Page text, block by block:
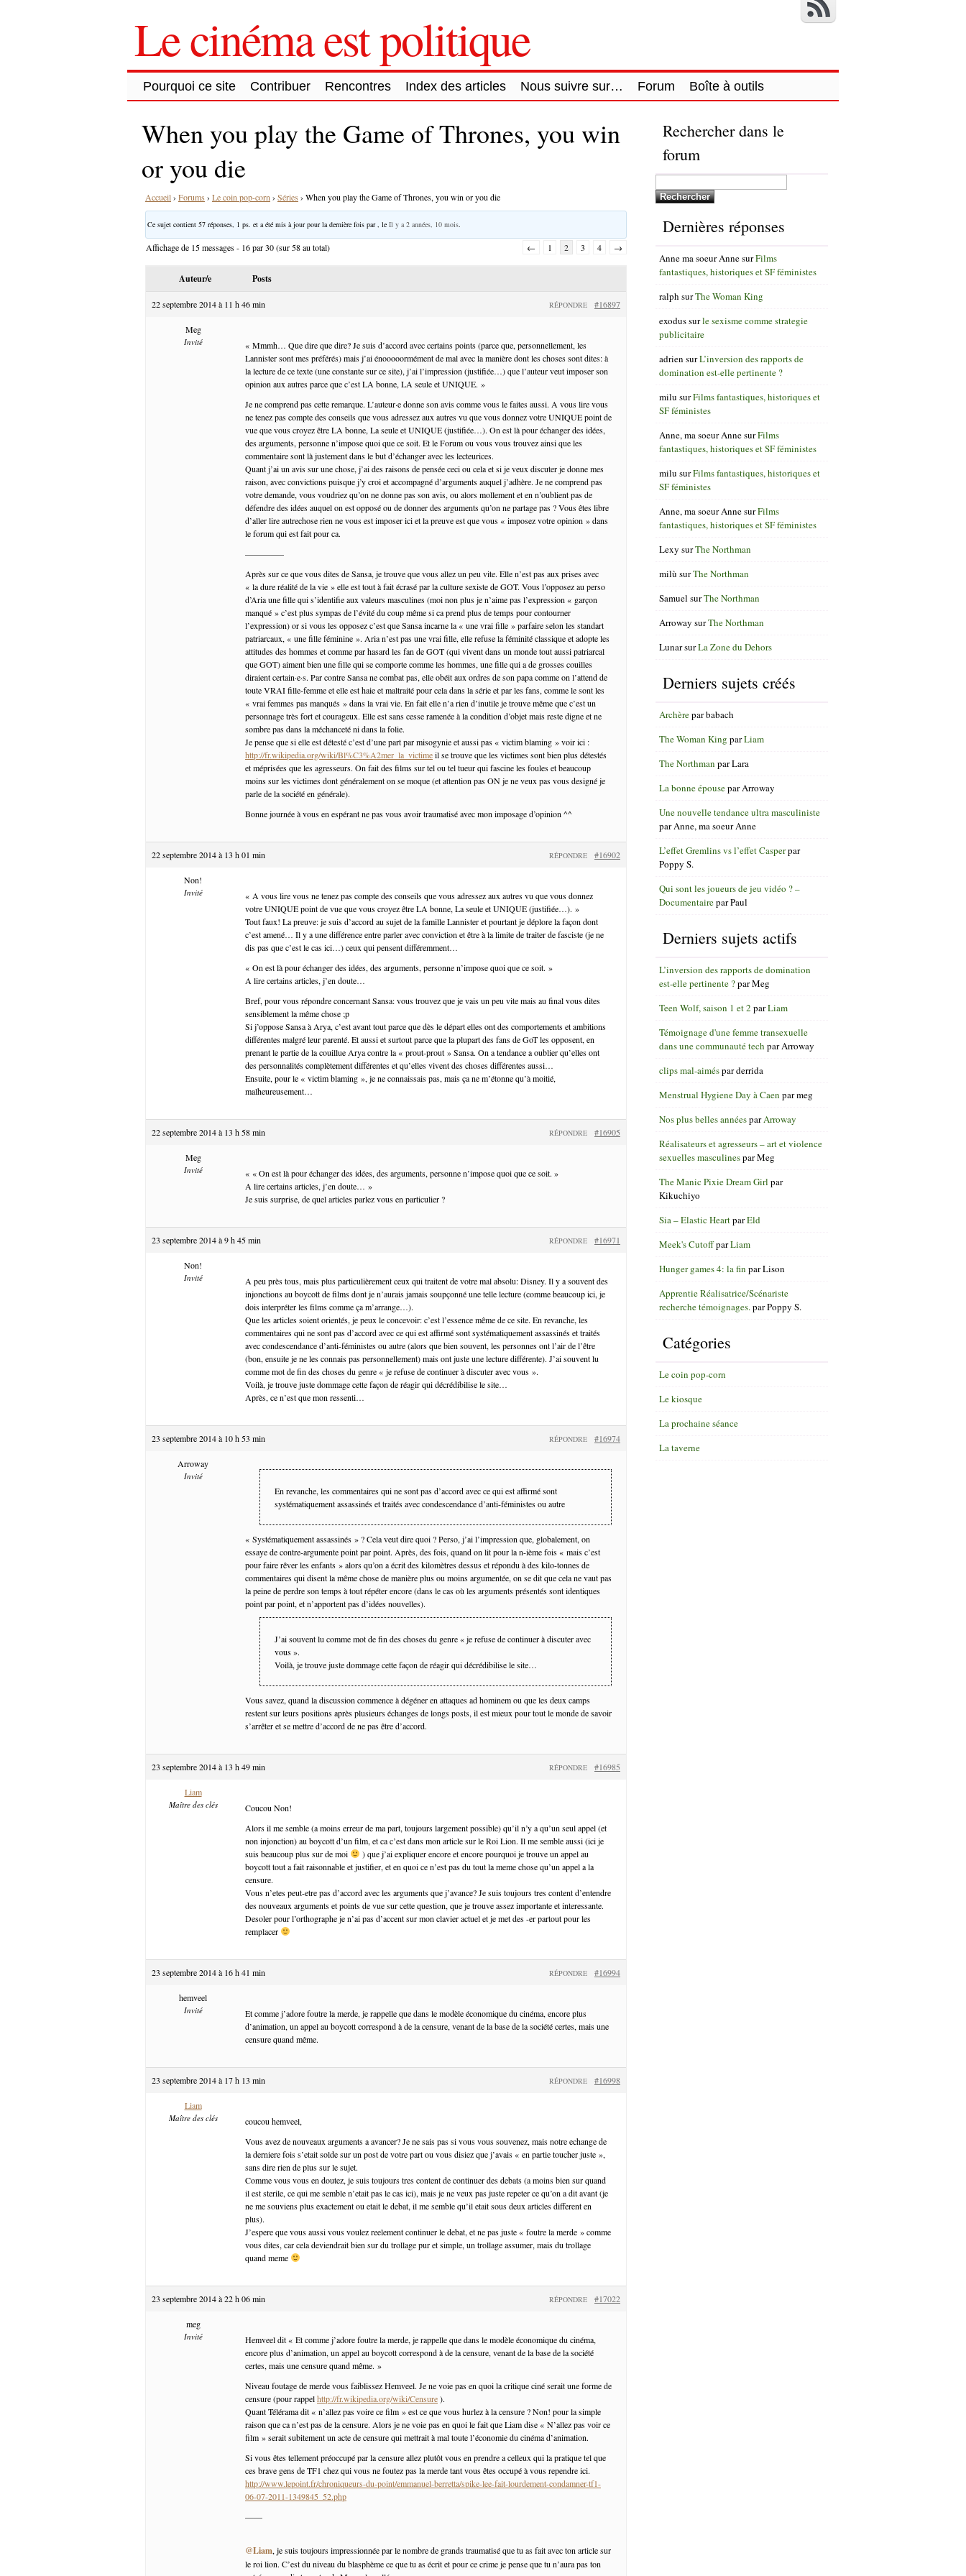
Le cinéma est politique
Pourquoi ce site Contribuer Rencontres Index des articles Nous suivre sur… Forum Boîte à outils
When you play the Game of Thrones, you win
or you die
Accueil› Forums › Le coin pop-corn › Séries › When you play the Game of Thrones, you win or you die
Ce sujet contient 57 réponses, 1 ps. et a été mis à jour pour la dernière fois par , le Il y a 2 années, 10 mois
Affichage de 15 messages - 16 par 30 (sur 58 au total) ← 1 2 3 4 →
Auteur/e Posts
22 septembre 2014 à 11 h 46 min #16897
RÉPONDRE
Meg
Invité
« Mmmh… Que dire que dire? Je suis d’accord avec certains points (parce que, personnellement, les
Lannister sont mes préférés) mais j’ai énooooormément de mal avec la manière dont les choses sont dites: à
la lecture de ce texte (une constante sur ce site), j’ai l’impression (justifiée…) que l’auteur veut imposer son
opinion aux autres parce que c’est LA bonne, LA seule et UNIQUE. »
Je ne comprend pas cette remarque. L’auteur·e donne son avis comme vous le faites aussi. A vous lire vous
ne tenez pas compte des conseils que vous adressez aux autres vu que vous donnez votre UNIQUE point de
vue que vous croyez être LA bonne, La seule et UNIQUE (justifiée…). On est là pour échanger des idées,
des arguments, personne n’impose quoi que ce soit. Et le Forum ou vous vous trouvez ainsi que les
commentaire sont là justement dans le but d’échanger avec les lecteurices.
Quant j’ai un avis sur une chose, j’ai des raisons de pensée ceci ou cela et si je veux discuter je donne mes
raison, avec convictions puisque j’y croi et accompagné d’arguments auquel j’adhère. Je ne comprend pas
votre demande, vous voudriez qu’on ne donne pas son avis, ou alors mollement et en n’oublient pas de
défendre des idées auquel on est opposé ou de donner des arguments qu’on ne partage pas ? Vous êtes libre
d’aller lire autrechose rien ne vous est imposer ici et la preuve est que vous « imposez votre opinion » dans
le forum qui est fait pour ca.
————–
Après sur ce que vous dites de Sansa, je trouve que vous allez un peu vite. Elle n’est pas aux prises avec
« la dure réalité de la vie » elle est tout à fait écrasé par la culture sexiste de GOT. Vous l’opposez au perso
d’Aria une fille qui s’identifie aux valeurs masculines (moi non plus je n’aime pas l’expression « garçon
manqué » c’est plus sympas de l’évité du coup même si ca prend plus de temps pour contourner
l’expression) or si vous les opposez c’est que Sansa incarne la « une vrai fille » parfaire selon les standart
patriarcaux, « une fille féminine ». Aria n’est pas une vrai fille, elle refuse la féminité classique et adopte les
attitudes des hommes et comme par hasard les fan de GOT (qui vivent dans un monde tout aussi patriarcal
que GOT) aiment bien une fille qui se comporte comme les hommes, une fille qui a de grosses couilles
diraient certain·e·s. Par contre Sansa ne combat pas, elle obéit aux ordres de son papa comme on l’attend de
toute VRAI fille-femme et elle est haie et maltraité pour cela dans la série et par les fans, comme le sont les
« vrai femmes pas manqués » dans la vrai vie. En fait elle n’a rien d’inutile je trouve même que c’est un
personnage très fort et courageux. Elle est sans cesse ramenée à la condition d’objet mais reste digne et ne
sombre pas dans la méchanceté ni dans la folie.
Je pense que si elle est détesté c’est d’une part par misogynie et aussi pas « victim blaming » voir ici :
http://fr.wikipedia.org/wiki/Bl%C3%A2mer_la_victimeil se trouve que les victimes sont bien plus détestés
et méprisées que les agresseurs. On fait des films sur tel ou tel tueur qui fascine les foules et beaucoup
moins sur les victimes dont généralement on se moque (et attention pas ON je ne veux pas vous designé je
parle de la société en générale).
Bonne journée à vous en espérant ne pas vous avoir traumatisé avec mon imposage d’opinion ^^
22 septembre 2014 à 13 h 01 min #16902
RÉPONDRE
Non!
Invité
« A vous lire vous ne tenez pas compte des conseils que vous adressez aux autres vu que vous donnez
votre UNIQUE point de vue que vous croyez être LA bonne, La seule et UNIQUE (justifiée…). »
Tout faux! La preuve: je suis d’accord au sujet de la famille Lannister et pourtant je déplore la façon dont
c’est amené… Il y a une différence entre parler avec conviction et être à la limite de traiter de fasciste (je ne
dis pas que c’est le cas ici…) ceux qui pensent différemment…
« On est là pour échanger des idées, des arguments, personne n’impose quoi que ce soit. »
A lire certains articles, j’en doute…
Bref, pour vous répondre concernant Sansa: vous trouvez que je vais un peu vite mais au final vous dites
sensiblement la même chose ;p
Si j’oppose Sansa à Arya, c’est avant tout parce que dès le départ elles ont des comportements et ambitions
différentes malgré leur parenté. Et aussi et surtout parce que la plupart des fans de GoT les opposent, en
prenant le partie de la couillue Arya contre la « prout-prout » Sansa. On a tendance a oublier qu’elles ont
des personnalités complètement différentes et qu’elles vivent des choses différentes aussi…
Ensuite, pour le « victim blaming », je ne connaissais pas, mais ça ne m’étonne qu’à moitié,
malheureusement…
22 septembre 2014 à 13 h 58 min #16905
RÉPONDRE
Meg
Invité
« « On est là pour échanger des idées, des arguments, personne n’impose quoi que ce soit. »
A lire certains articles, j’en doute… »
Je suis surprise, de quel articles parlez vous en particulier ?
23 septembre 2014 à 9 h 45 min #16971
RÉPONDRE
Non!
Invité
A peu près tous, mais plus particulièrement ceux qui traitent de votre mal absolu: Disney. Il y a souvent des
injonctions au boycott de films dont je n’aurais jamais soupçonné une telle lecture (comme beaucoup ici, je
dois interpréter les films comme ça m’arrange…).
Que les articles soient orientés, je peux le concevoir: c’est l’essence même de ce site. En revanche, les
commentaires qui ne sont pas d’accord avec ce qui est affirmé sont systématiquement assassinés et traités
avec condescendance d’anti-féministes ou autre (alors que bien souvent, les personnes ont l’air de l’être
(bon, ensuite je ne les connais pas personnellement) mais ont juste une lecture différente). J’ai souvent lu
comme mot de fin des choses du genre « je refuse de continuer à discuter avec vous ».
Voilà, je trouve juste dommage cette façon de réagir qui décrédibilise le site…
Après, ce n’est que mon ressenti…
23 septembre 2014 à 10 h 53 min #16974
RÉPONDRE
Arroway
Invité
En revanche, les commentaires qui ne sont pas d’accord avec ce qui est affirmé sont
systématiquement assassinés et traités avec condescendance d’anti-féministes ou autre
« Systématiquement assassinés » ? Cela veut dire quoi ? Perso, j’ai l’impression que, globalement, on
essaye de contre-argumente point par point. Après, des fois, quand on lit pour la n-ième fois « mais c’est
pour faire rêver les enfants » alors qu’on a écrit des kilomètres dessus et répondu à des kilo-tonnes de
commentaires qui disent la même chose de manière plus ou moins argumentée, on se dit que cela ne vaut pas
la peine de perdre son temps à tout répéter encore (dans le cas où les arguments présentés sont identiques
point par point, et n’apportent pas d’idées nouvelles).
J’ai souvent lu comme mot de fin des choses du genre « je refuse de continuer à discuter avec
vous ».
Voilà, je trouve juste dommage cette façon de réagir qui décrédibilise le site…
Vous savez, quand la discussion commence à dégéner en attaques ad hominem ou que les deux camps
restent sur leurs positions après plusieurs échanges de longs posts, il est mieux pour tout le monde de savoir
s’arrêter et se mettre d’accord de ne pas être d’accord.
23 septembre 2014 à 13 h 49 min #16985
RÉPONDRE
Liam
Maître des clés
Coucou Non!
Alors il me semble (a moins erreur de ma part, toujours largement possible) qu’il n’y a qu’un seul appel (et
non injonction) au boycott d’un film, et ca c’est dans mon article sur le Roi Lion. Il me semble aussi (ici je
suis beaucoup plus sur de moi
) que j’ai expliquer encore et encore pourquoi je trouve un appel au
boycott tout a fait raisonnable et justifier, et en quoi ce n’est pas du tout la meme chose qu’un appel a la
censure.
Vous n’etes peut-etre pas d’accord avec les arguments que j’avance? Je suis toujours tres content d’entendre
des nouveaux arguments et points de vue sur cette question, que je trouve assez importante et interessante.
Desoler pour l’orthographe je n’ai pas d’accent sur mon clavier actuel et je met des -er partout pour les
remplacer
23 septembre 2014 à 16 h 41 min #16994
RÉPONDRE
hemveel
Invité
Et comme j’adore foutre la merde, je rappelle que dans le modèle économique du cinéma, encore plus
d’animation, un appel au boycott correspond à de la censure, venant de la base de la société certes, mais une
censure quand même.
23 septembre 2014 à 17 h 13 min #16998
RÉPONDRE
Liam
Maître des clés
coucou hemveel,
Vous avez de nouveaux arguments a avancer? Je ne sais pas si vous vous souvenez, mais notre echange de
la derniere fois s’etait solde sur un post de votre part ou vous disiez que j’avais « en partie toucher juste »,
sans dire rien de plus sur le sujet.
Comme vous vous en doutez, je suis toujours tres content de continuer des debats (a moins bien sur quand
il est sterile, ce qui me semble n’etait pas le cas ici), mais je ne veux pas juste repeter ce qu’on a dit avant (je
ne me souviens plus exactement ou etait le debat, il me semble qu’il etait sous deux articles different en
plus).
J’espere que vous aussi vous voulez reelement continuer le debat, et ne pas juste « foutre la merde » comme
vous dites, car cela deviendrait bien sur du trollage pur et simple, un trollage assumer, mais du trollage
quand meme
23 septembre 2014 à 22 h 06 min #17022
RÉPONDRE
meg
Invité
Hemveel dit « Et comme j’adore foutre la merde, je rappelle que dans le modèle économique du cinéma,
encore plus d’animation, un appel au boycott correspond à de la censure, venant de la base de la société
certes, mais une censure quand même. »
Niveau foutage de merde vous faiblissez Hemveel. Je ne voie pas en quoi la critique ciné serait une forme de
censure (pour rappelhttp://fr.wikipedia.org/wiki/Censure).
Quant Télérama dit « n’allez pas voire ce film » est ce que vous hurlez à la censure ? Non! pour la simple
raison que ca n’est pas de la censure. Alors je ne voie pas en quoi le fait que Liam dise « N’allez pas voir ce
film » serait subitement un acte de censure qui mettrait à mal toute l’économie du cinéma d’animation.
Si vous êtes tellement préoccupé par la censure allez plutôt vous en prendre a celleux qui la pratique tel que
ces brave gens de TF1 chez qui vous ne foutez pas la merde tant vous êtes occupé à vous rependre ici.
http://www.lepoint.fr/chroniqueurs-du-point/emmanuel-berretta/spike-lee-fait-lourdement-condamner-tf1-
06-07-2011-1349845_52.php
——
@Liam, je suis toujours impressionnée par le nombre de grands traumatisé que tu as fait avec ton article sur
le roi lion. C’est du niveau du blasphème ce que tu as écrit et pour ce crime je pense que tu n’aura pas ton
Rechercher dans le
forum
Dernières réponses
Anne ma soeur AnnesurFilms
fantastiques, historiques et SF féministes
ralph surThe Woman King
exodussurle sexisme comme strategie
publicitaire
adrien surL’inversion des rapports de
domination est-elle pertinente ?
milu surFilms fantastiques, historiques et
SF féministes
Anne, ma soeur AnnesurFilms
fantastiques, historiques et SF féministes
milu surFilms fantastiques, historiques et
SF féministes
Anne, ma soeur AnnesurFilms
fantastiques, historiques et SF féministes
Lexy surThe Northman
milù surThe Northman
Samuel surThe Northman
Arroway surThe Northman
LunarsurLa Zone du Dehors
Derniers sujets créés
Archèreparbabach
The Woman King parLiam
The Northman parLara
La bonne épouseparArroway
Une nouvelle tendance ultra masculiniste
parAnne, ma soeur Anne
L’effet Gremlins vs l’effet Casperpar
Poppy S.
Qui sont les joueurs de jeu vidéo ? –
DocumentaireparPaul
Derniers sujets actifs
L’inversion des rapports de domination
est-elle pertinente ?parMeg
Teen Wolf, saison 1 et 2 parLiam
Témoignage d'une femme transexuelle
dans une communauté tech parArroway
clips mal-aimésparderrida
Menstrual Hygiene Day à Caen parmeg
Nos plus belles annéesparArroway
Réalisateurs et agresseurs – art et violence
sexuelles masculinesparMeg
The Manic Pixie Dream Girl par
Kikuchiyo
Sia – Elastic HeartparEld
Meek's CutoffparLiam
Hunger games 4: la fin parLison
Apprentie Réalisatrice/Scénariste
recherche témoignages. parPoppy S.
Catégories
Le coin pop-corn
Le kiosque
La prochaine séance
La taverne